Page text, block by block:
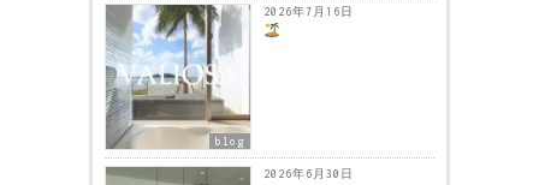
blog
2026年7月16日
2026年6月30日